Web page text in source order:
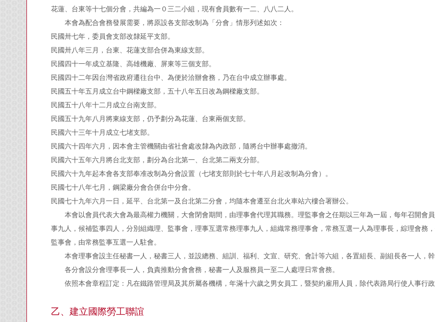
花蓮、台東等十七個分會，共編為一０三二小組，現有會員數有一二、八八二人。
本會為配合會務發展需要，將原設各支部改制為「分會」情形列述如次：
民國卅七年，委員會支部改隸延平支部。
民國卅八年三月，台東、花蓮支部合併為東線支部。
民國四十一年成立基隆、高雄機廠、屏東等三個支部。
民國四十二年因台灣省政府遷往台中、為便於洽辦會務，乃在台中成立辦事處。
民國五十年五月成立台中鋼樑廠支部，五十八年五日改為鋼樑廠支部。
民國五十八年十二月成立台南支部。
民國五十九年八月將東線支部，仍予劃分為花蓮、台東兩個支部。
民國六十三年十月成立七堵支部。
民國六十四年六月，因本會主管機關由省社會處改隸為內政部，隨將台中辦事處撤消。
民國六十五年六月將台北支部，劃分為台北第一、台北第二兩支分部。
民國六十九年起本會各支部奉准改制為分會設置（七堵支部則於七十年八月起改制為分會）。
民國七十八年七月，鋼梁廠分會合併台中分會。
民國七十九年六月一日，延平、台北第一及台北第二分會，均隨本會遷至台北火車站六樓合署辦公。
本會以會員代表大會為最高權力機關，大會閉會期間，由理事會代理其職務。理監事會之任期以三年為一屆，每年召開會
事九人，候補監事四人，分別組織理、監事會，理事互選常務理事九人，組織常務理事會，常務互選一人為理事長，綜理會務
監事會，由常務監事互選一人駐會。
本會理事會設主任秘書一人，秘書三人，並設總務、組訓、福利、文宣、研究、會計等六組，各置組長、副組長各一人，幹
各分會設分會理事長一人，負責推動分會會務，秘書一人及服務員一至二人處理日常會務。
依照本會章程訂定：凡在鐵路管理局及其所屬各機構，年滿十六歲之男女員工，暨契約雇用人員，除代表路局行使人事行政
乙、建立國際勞工聯誼